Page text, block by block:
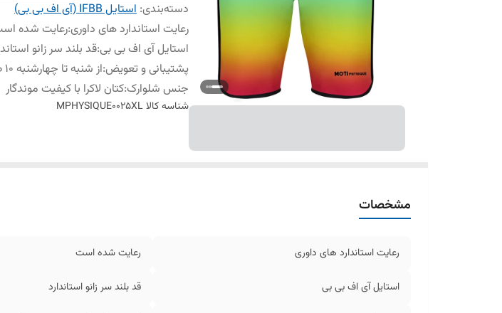
دسته‌بندی: استایل IFBB (آی اف بی بی)
رعایت استاندارد های داوری:رعایت شده
استایل آی اف بی بی:قد بلند سر زانو
پشتیبانی و تعویض:از شنبه تا چهارشنبه 10 صبح تا 6 عصر دارد
جنس شلوارک:کتان لاکرا با کیفیت موندگار
شناسه کالاMPHYSIQUE0025XL
مشخصات
رعایت استاندارد های داوری رعایت شده است
استایل آی اف بی بی قد بلند سر زانو استاندارد